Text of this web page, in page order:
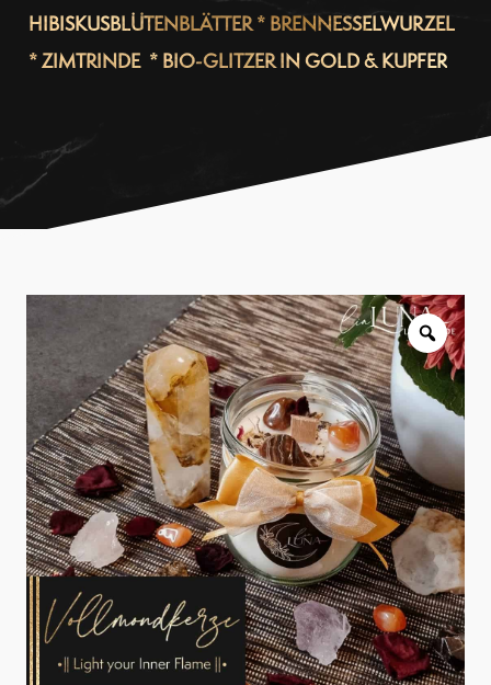
HIBISKUSBLÜTENBLÄTTER * BRENNESSELWURZEL
* ZIMTRINDE * BIO-GLITZER IN GOLD & KUPFER